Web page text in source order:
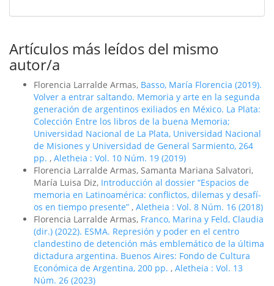
Artículos más leídos del mismo
autor/a
Florencia Larralde Armas, Basso, Marí­a Florencia (2019).
Volver a entrar saltando. Memoria y arte en la segunda
generación de argentinos exiliados en México. La Plata:
Colección Entre los libros de la buena Memoria;
Universidad Nacional de La Plata, Universidad Nacional
de Misiones y Universidad de General Sarmiento, 264
pp. , Aletheia : Vol. 10 Núm. 19 (2019)
Florencia Larralde Armas, Samanta Mariana Salvatori,
María Luisa Diz, Introducción al dossier “Espacios de
memoria en Latinoamérica: conflictos, dilemas y desafí­
os en tiempo presente” , Aletheia : Vol. 8 Núm. 16 (2018)
Florencia Larralde Armas, Franco, Marina y Feld, Claudia
(dir.) (2022). ESMA. Represión y poder en el centro
clandestino de detención más emblemático de la última
dictadura argentina. Buenos Aires: Fondo de Cultura
Económica de Argentina, 200 pp. , Aletheia : Vol. 13
Núm. 26 (2023)